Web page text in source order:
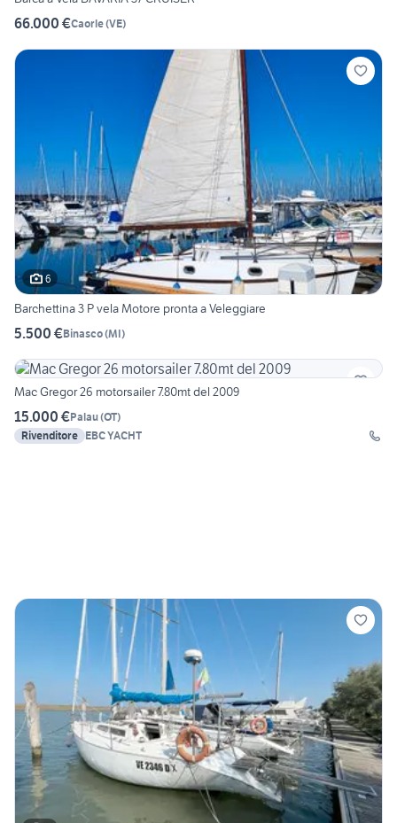
66.000 €Caorle(VE)
6
Barchettina 3 P vela Motore pronta a Veleggiare
5.500 €Binasco(MI)
Mac Gregor 26 motorsailer 7.80mt del 2009
15.000 €Palau(OT)
Rivenditore EBC YACHT